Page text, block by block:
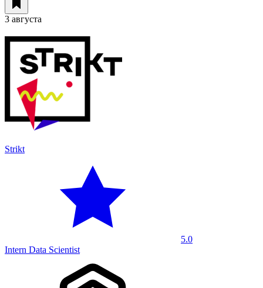
3 августа
Strikt
5.0
Intern Data Scientist